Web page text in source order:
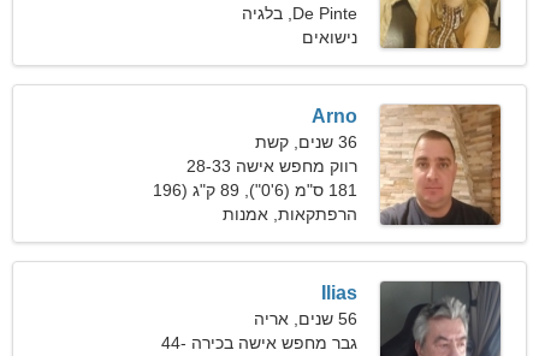
ומדיטציה
De Pinte, בלגיה
נישואים
Arno
36 שנים, קשת
רווק מחפש אישה 28-33
181 ס"מ (6'0"), 89 ק"ג (196
פאונד)
הרפתקאות, אמנות
תיאטרלית
Ilias
56 שנים, אריה
גבר מחפש אישה בכירה 44-